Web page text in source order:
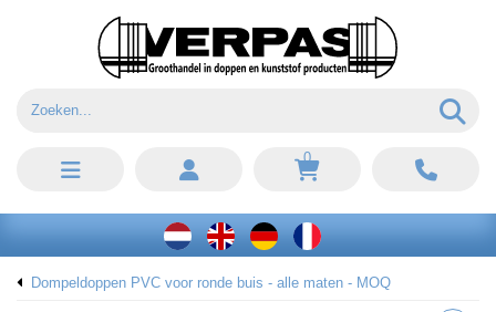
0
Dompeldoppen PVC voor ronde buis - alle maten - MOQ